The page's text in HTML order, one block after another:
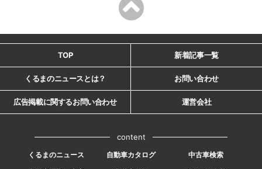
TOP 新着記事一覧
くるまのニュースとは？ お問い合わせ
広告掲載に関するお問い合わせ 運営会社
content
くるまのニュース 自動車カタログ
中古車検索